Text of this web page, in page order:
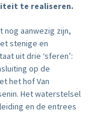
te realiseren.
nog aanwezig zijn,
stenige en
uit drie ‘sferen’:
op de
het hof Van
Het waterstelsel
en de entrees